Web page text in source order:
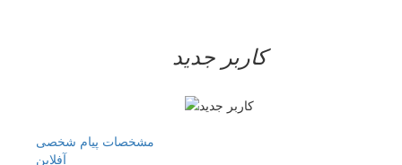
کاربر جدید
مشخصات پیام شخصی
آفلاين